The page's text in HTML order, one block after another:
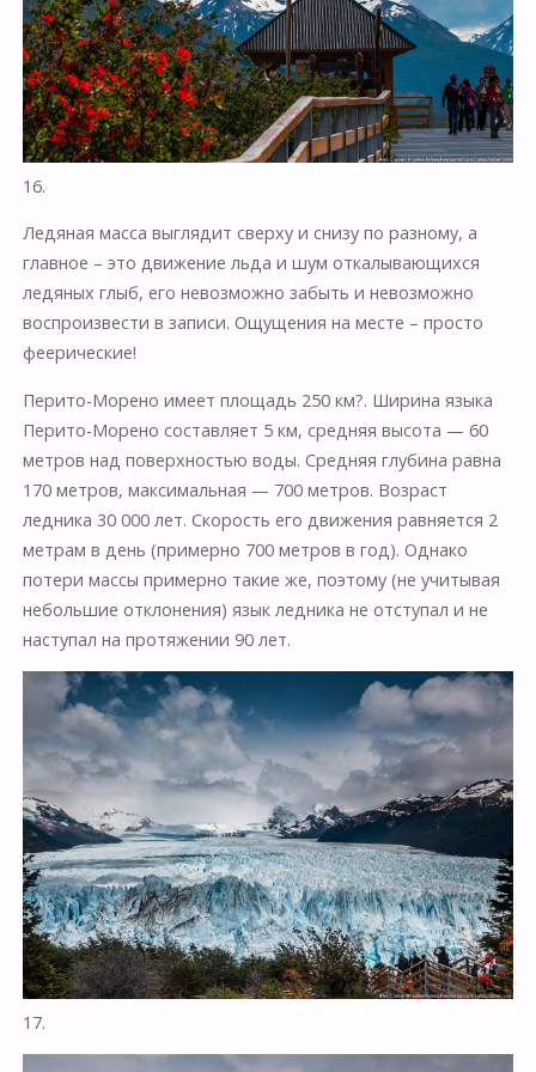
16.
Ледяная масса выглядит сверху и снизу по разному, а
главное – это движение льда и шум откалывающихся
ледяных глыб, его невозможно забыть и невозможно
воспроизвести в записи. Ощущения на месте – просто
феерические!
Перито-Морено имеет площадь 250 км?. Ширина языка
Перито-Морено составляет 5 км, средняя высота — 60
метров над поверхностью воды. Средняя глубина равна
170 метров, максимальная — 700 метров. Возраст
ледника 30 000 лет. Скорость его движения равняется 2
метрам в день (примерно 700 метров в год). Однако
потери массы примерно такие же, поэтому (не учитывая
небольшие отклонения) язык ледника не отступал и не
наступал на протяжении 90 лет.
17.